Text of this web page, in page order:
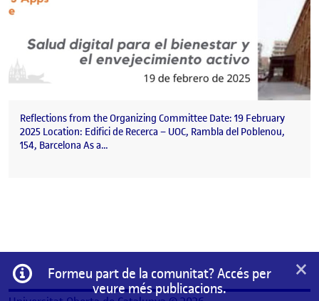
Reflections from the Organizing Committee Date: 19 February
2025 Location: Edifici de Recerca – UOC, Rambla del Poblenou,
154, Barcelona As a…
Informació
Formeu part de la comunitat? Accés per
veure més publicacions.
×